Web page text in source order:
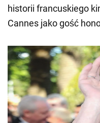
historii francuskiego
Cannes jako gość